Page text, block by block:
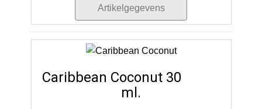
Artikelgegevens
Caribbean Coconut 30
ml.